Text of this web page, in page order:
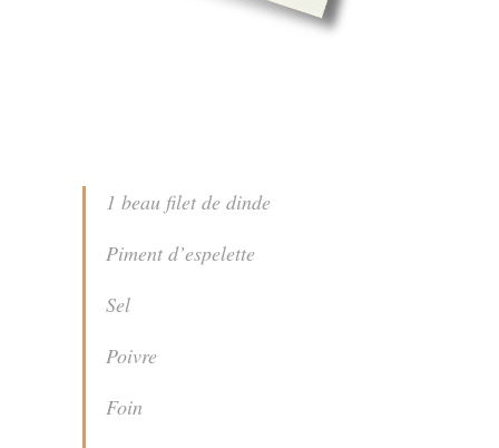
1 beau filet de dinde
Piment d’espelette
Sel
Poivre
Foin